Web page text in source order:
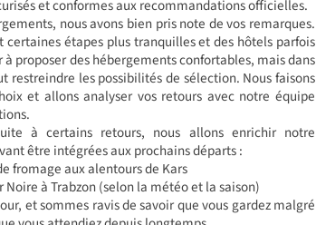
et conformes aux recommandations officielles.
nous avons bien pris note de vos remarques.
étapes plus tranquilles et des hôtels parfois
proposer des hébergements confortables, mais dans
les possibilités de sélection. Nous faisons
et allons analyser vos retours avec notre équipe
à certains retours, nous allons enrichir notre
être intégrées aux prochains départs :
fromage aux alentours de Kars
à Trabzon (selon la météo et la saison)
et sommes ravis de savoir que vous gardez malgré